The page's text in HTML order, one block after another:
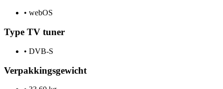
• webOS
Type TV tuner
• DVB-S
Verpakkingsgewicht